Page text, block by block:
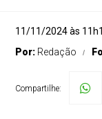
11/11/2024 às
Por: Redação
Compartilhe: